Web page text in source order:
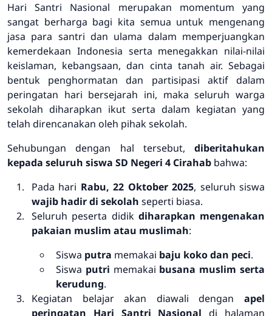
Hari Santri Nasional merupakan momentum yang
sangat berharga bagi kita semua untuk mengenang
jasa para santri dan ulama dalam memperjuangkan
kemerdekaan Indonesia serta menegakkan nilai-nilai
keislaman, kebangsaan, dan cinta tanah air. Sebagai
bentuk penghormatan dan partisipasi aktif dalam
peringatan hari bersejarah ini, maka seluruh warga
sekolah diharapkan ikut serta dalam kegiatan yang
telah direncanakan oleh pihak sekolah.
Sehubungan dengan hal tersebut, diberitahukan
kepada seluruh siswa SD Negeri 4 Cirahab bahwa:
Pada hari Rabu, 22 Oktober 2025, seluruh siswa
wajib hadir di sekolah seperti biasa.
Seluruh peserta didik diharapkan mengenakan
pakaian muslim atau muslimah:
Siswa putra memakai baju koko dan peci.
Siswa putri memakai busana muslim serta
kerudung.
Kegiatan belajar akan diawali dengan apel
peringatan Hari Santri Nasional di halaman